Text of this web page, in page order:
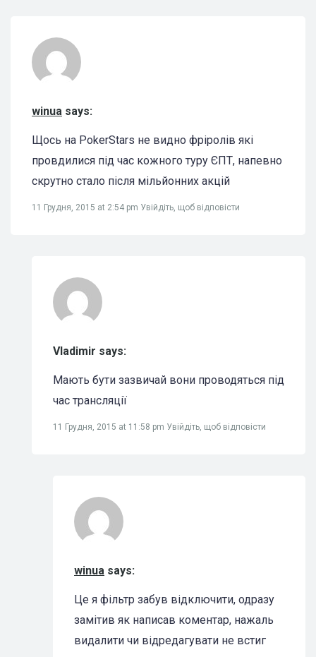
winua says:
Щось на PokerStars не видно фріролів які
провдилися під час кожного туру ЄПТ, напевно
скрутно стало після мільйонних акцій
11 Грудня, 2015 at 2:54 pm Увійдіть, щоб відповісти
Vladimir says:
Мають бути зазвичай вони проводяться під
час трансляції
11 Грудня, 2015 at 11:58 pm Увійдіть, щоб відповісти
winua says:
Це я фільтр забув відключити, одразу
замітив як написав коментар, нажаль
видалити чи відредагувати не встиг